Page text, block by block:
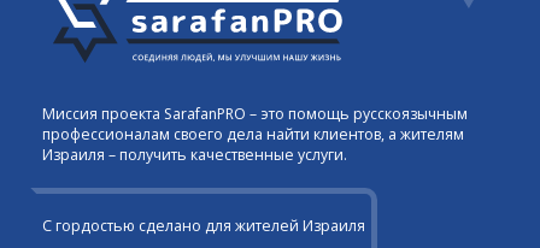
Миссия проекта SarafanPRO – это помощь русскоязычным
профессионалам своего дела найти клиентов, а жителям
Израиля – получить качественные услуги.
С гордостью сделано для жителей Израиля